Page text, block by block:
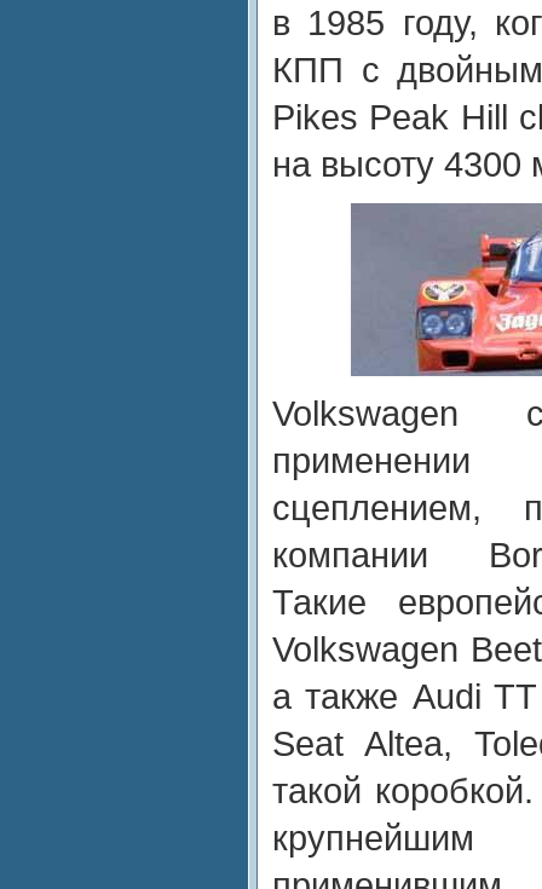
в 1985 году,
КПП с
Pikes Peak Hill
на высоту 4300
сцеплением,
компании
Такие
Volkswagen
а также Audi
Seat Altea,
такой